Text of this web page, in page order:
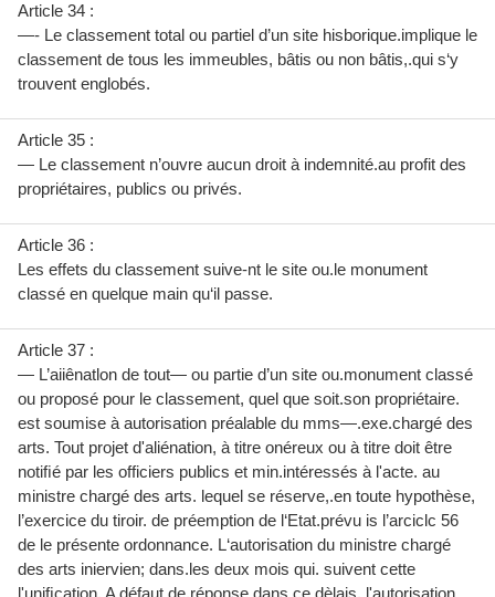
Article 34 :
—- Le classement total ou partiel d’un site hisborique.implique le
classement de tous les immeubles, bâtis ou non bâtis,.qui s‘y
trouvent englobés.
Article 35 :
— Le classement n’ouvre aucun droit à indemnité.au profit des
propriétaires, publics ou privés.
Article 36 :
Les effets du classement suive-nt le site ou.le monument
classé en quelque main qu‘il passe.
Article 37 :
— L’aiiênatlon de tout— ou partie d’un site ou.monument classé
ou proposé pour le classement, quel que soit.son propriétaire.
est soumise à autorisation préalable du mms—.exe.chargé des
arts. Tout projet d'aliénation, à titre onéreux ou à titre doit être
notiﬁé par les officiers publics et min.intéressés à l'acte. au
ministre chargé des arts. lequel se réserve,.en toute hypothèse,
l’exercice du tiroir. de préemption de l‘Etat.prévu is l’arciclc 56
de le présente ordonnance. L‘autorisation du ministre chargé
des arts iniervien; dans.les deux mois qui. suivent cette
l'uniﬁcation. A défaut de.réponse dans ce dèlais, l'autorisation